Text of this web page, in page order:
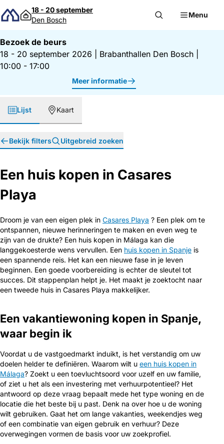
Direct naar inhoud
18 - 20 september
Den Bosch
Menu
Bezoek de beurs
18 - 20 september 2026
Brabanthallen Den Bosch
10:00 - 17:00
Meer informatie
Lijst Kaart
Bekijk filters Uitgebreid zoeken
Een huis kopen in Casares
Playa
Droom je van een eigen plek in Casares Playa ? Een plek om te
ontspannen, nieuwe herinneringen te maken en even weg te
zijn van de drukte? Een huis kopen in Málaga kan die
langgekoesterde wens vervullen. Een huis kopen in Spanje is
een spannende reis. Het kan een nieuwe fase in je leven
beginnen. Een goede voorbereiding is echter de sleutel tot
succes. Dit stappenplan helpt je. Het maakt je zoektocht naar
een tweede huis in Casares Playa makkelijker.
Een vakantiewoning kopen in Spanje,
waar begin ik
Voordat u de vastgoedmarkt induikt, is het verstandig om uw
doelen helder te definiëren. Waarom wilt u een huis kopen in
Málaga? Zoekt u een toevluchtsoord voor uzelf en uw familie,
of ziet u het als een investering met verhuurpotentieel? Het
antwoord op deze vraag bepaalt mede het type woning en de
locatie die het beste bij u past. Denk na over hoe u de woning
wilt gebruiken. Gaat het om lange vakanties, weekendjes weg
of een combinatie van eigen gebruik en verhuur? Deze
overwegingen vormen de basis voor uw zoekprofiel.